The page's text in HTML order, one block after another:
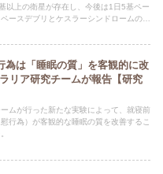
以上の衛星が存在し、今後は1日5基ペー
ースデブリとケスラーシンドロームの懸
為は「睡眠の質」を客観的に改
リア研究チームが報告【研究
ムが行った新たな実験によって、就寝前
行為）が客観的な睡眠の質を改善するこ